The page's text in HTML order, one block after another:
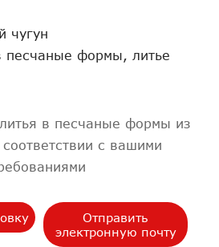
чугун
песчаные формы, литье
в песчаные формы из
с вашими
Отправить
электронную почту